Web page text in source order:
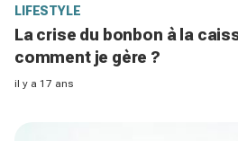
LIFESTYLE
La crise du bonbon à la
comment je gère ?
il y a 17 ans